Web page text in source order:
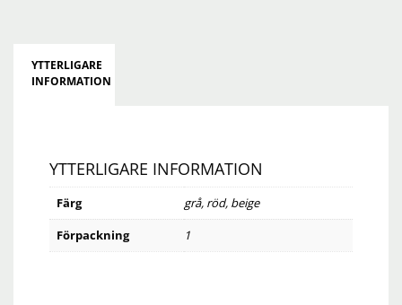
YTTERLIGARE
INFORMATION
YTTERLIGARE INFORMATION
Färg grå, röd, beige
Förpackning
1